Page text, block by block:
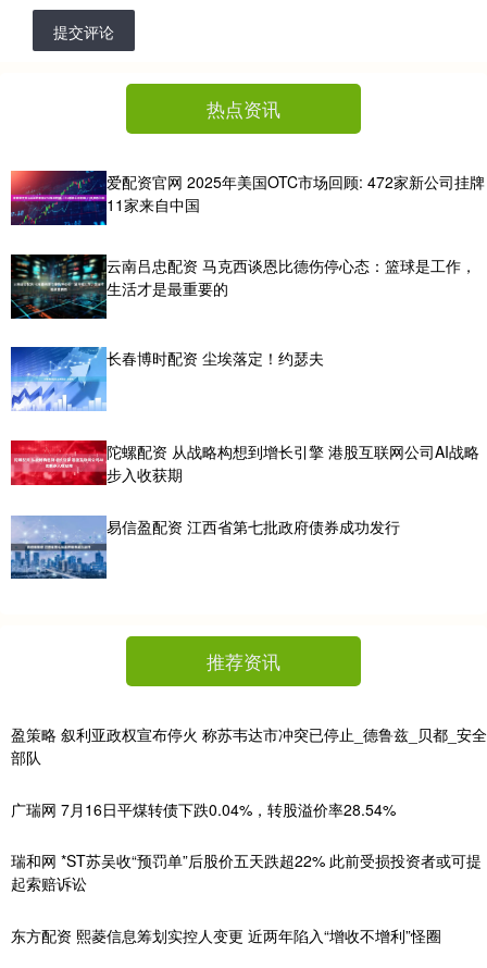
提交评论
热点资讯
爱配资官网 2025年美国OTC市场回顾: 472家新公司挂牌
11家来自中国
云南吕忠配资 马克西谈恩比德伤停心态：篮球是工作，
生活才是最重要的
长春博时配资 尘埃落定！约瑟夫
陀螺配资 从战略构想到增长引擎 港股互联网公司AI战略
步入收获期
易信盈配资 江西省第七批政府债券成功发行
推荐资讯
盈策略 叙利亚政权宣布停火 称苏韦达市冲突已停止_德鲁兹_贝都_安全
部队
广瑞网 7月16日平煤转债下跌0.04%，转股溢价率28.54%
瑞和网 *ST苏吴收“预罚单”后股价五天跌超22% 此前受损投资者或可提
起索赔诉讼
东方配资 熙菱信息筹划实控人变更 近两年陷入“增收不增利”怪圈